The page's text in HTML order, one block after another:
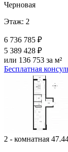
Черновая
Этаж: 2
6 736 785 ₽
5 389 428 ₽
или 136 753 за м²
Бесплатная
2 - комнатная